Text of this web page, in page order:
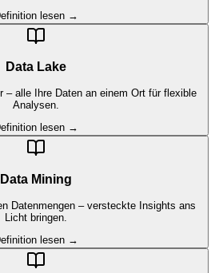
lesen →
Data Lake
– alle Ihre Daten an einem Ort für flexible
Analysen.
lesen →
Data Mining
Datenmengen – versteckte Insights ans
Licht bringen.
lesen →